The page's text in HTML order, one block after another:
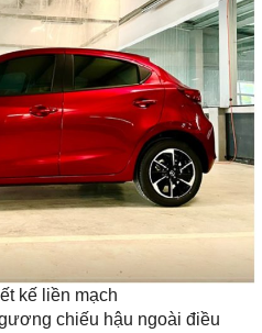
kế liền mạch
chiếu hậu ngoài điều